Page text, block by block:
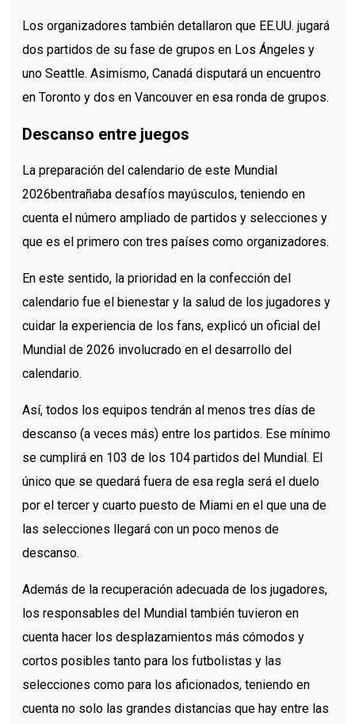
Los organizadores también detallaron que EE.UU. jugará
dos partidos de su fase de grupos en Los Ángeles y
uno Seattle. Asimismo, Canadá disputará un encuentro
en Toronto y dos en Vancouver en esa ronda de grupos.
Descanso entre juegos
La preparación del calendario de este Mundial
2026bentrañaba desafíos mayúsculos, teniendo en
cuenta el número ampliado de partidos y selecciones y
que es el primero con tres países como organizadores.
En este sentido, la prioridad en la confección del
calendario fue el bienestar y la salud de los jugadores y
cuidar la experiencia de los fans, explicó un oficial del
Mundial de 2026 involucrado en el desarrollo del
calendario.
Así, todos los equipos tendrán al menos tres días de
descanso (a veces más) entre los partidos. Ese mínimo
se cumplirá en 103 de los 104 partidos del Mundial. El
único que se quedará fuera de esa regla será el duelo
por el tercer y cuarto puesto de Miami en el que una de
las selecciones llegará con un poco menos de
descanso.
Además de la recuperación adecuada de los jugadores,
los responsables del Mundial también tuvieron en
cuenta hacer los desplazamientos más cómodos y
cortos posibles tanto para los futbolistas y las
selecciones como para los aficionados, teniendo en
cuenta no solo las grandes distancias que hay entre las